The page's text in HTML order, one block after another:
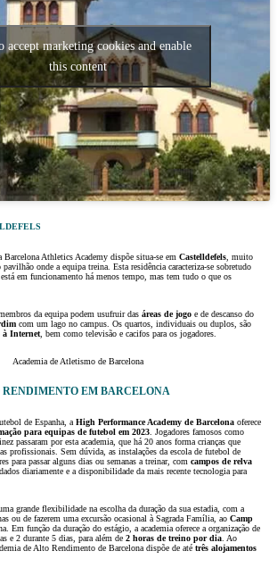
accept marketing cookies and enable
this content
Barcelona Athletics Academy dispõe situa-se em Castelldefels, muito
onde a equipa treina. Esta residência caracteriza-se sobretudo
em funcionamento há menos tempo, mas tem tudo o que os
da equipa podem usufruir das áreas de jogo e de descanso do
com um lago no campus. Os quartos, individuais ou duplos, são
à Internet, bem como televisão e cacifos para os jogadores.
Academia de Atletismo de Barcelona
EM BARCELONA
de Espanha, a High Performance Academy de Barcelona oferece
para equipas de futebol em 2023 . Jogadores famosos como
passaram por esta academia, que há 20 anos forma crianças que
profissionais. Sem dúvida, as instalações da escola de futebol de
para passar alguns dias ou semanas a treinar, com campos de relva
diariamente e a disponibilidade da mais recente tecnologia para
grande flexibilidade na escolha da duração da sua estadia, com a
ou de fazerem uma excursão ocasional à Sagrada Família, ao Camp
Em função da duração do estágio, a academia oferece a organização de
e 2 durante 5 dias, para além de 2 horas de treino por dia . Ao
de Alto Rendimento de Barcelona dispõe de até três alojamentos